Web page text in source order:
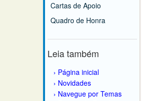
Cartas de Apoio
Quadro de Honra
Leia também
Página inicial
Novidades
Navegue por Temas